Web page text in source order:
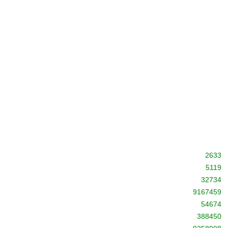
2633
5119
32734
9167459
54674
388450